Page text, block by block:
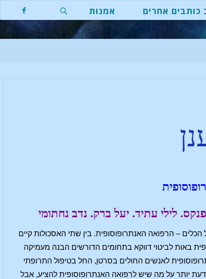
כותבים אחרים אמנות
לילי עתיד. יעל ברק. נדב נחתומי
– הרפואה האנתרופוסופית. בין שתי האסכולות קיים
באות לביטוי דווקא בתחומים הדורשים הבנה מעמיקה
לאנשים החולים בסרטן, החל בטיפול התרופתי
יותר על מה שיש לרפואה האנתרופוסופית להציע, אבל